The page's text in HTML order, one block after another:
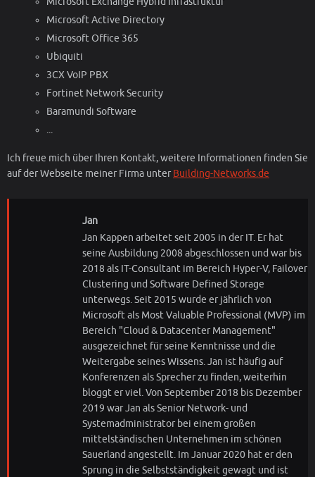
Microsoft Active Directory
Microsoft Office 365
Ubiquiti
3CX VoIP PBX
Fortinet Network Security
Baramundi Software
...
Ich freue mich über Ihren Kontakt, weitere Informationen finden Sie
auf der Webseite meiner Firma unter Building-Networks.de
Jan
Jan Kappen arbeitet seit 2005 in der IT. Er hat
seine Ausbildung 2008 abgeschlossen und war bis
2018 als IT-Consultant im Bereich Hyper-V, Failover
Clustering und Software Defined Storage
unterwegs. Seit 2015 wurde er jährlich von
Microsoft als Most Valuable Professional (MVP) im
Bereich "Cloud & Datacenter Management"
ausgezeichnet für seine Kenntnisse und die
Weitergabe seines Wissens. Jan ist häufig auf
Konferenzen als Sprecher zu finden, weiterhin
bloggt er viel. Von September 2018 bis Dezember
2019 war Jan als Senior Network- und
Systemadministrator bei einem großen
mittelständischen Unternehmen im schönen
Sauerland angestellt. Im Januar 2020 hat er den
Sprung in die Selbstständigkeit gewagt und ist